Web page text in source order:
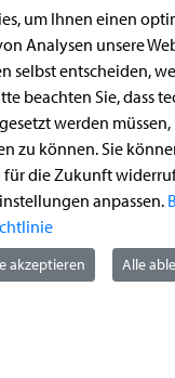
(Erstantrag)
online)
Fahrzeug
um Ihnen einen
Analysen unsere
selbst entscheiden,
beachten Sie, dass
werden
zu können. Sie
die Zukunft
anpassen.
akzeptieren Alle